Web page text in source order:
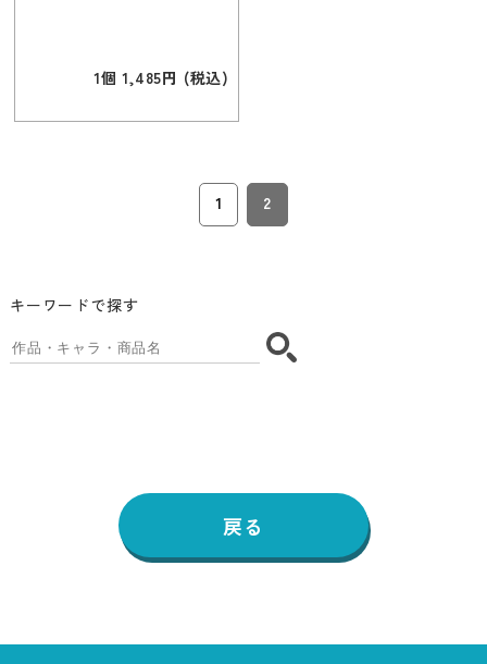
1個 1,485円 (税込)
1 2
キーワードで探す
戻る